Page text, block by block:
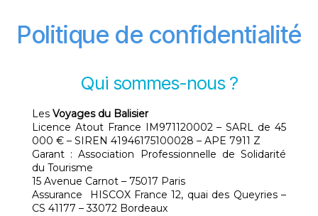
Politique de confidentialité
Qui sommes-nous ?
Les Voyages du Balisier
Licence Atout France IM971120002 – SARL de 45
000 € – SIREN 41946175100028 – APE 7911 Z
Garant : Association Professionnelle de Solidarité
du Tourisme
15 Avenue Carnot – 75017 Paris
Assurance HISCOX France 12, quai des Queyries –
CS 41177 – 33072 Bordeaux